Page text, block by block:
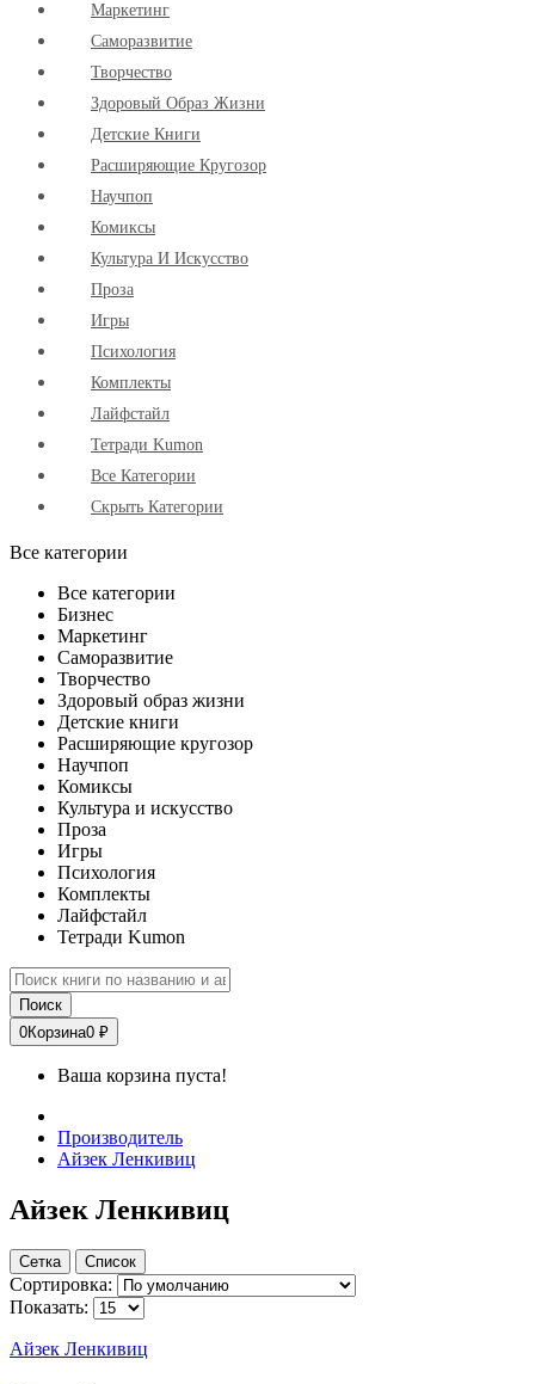
Маркетинг
Cаморазвитие
Творчество
Здоровый Образ Жизни
Детские Книги
Расширяющие Кругозор
Научпоп
Комиксы
Культура И Искусство
Проза
Игры
Психология
Комплекты
Лайфстайл
Тетради Kumon
Все Категории
Скрыть Категории
Все категории
Все категории
Бизнес
Маркетинг
Саморазвитие
Творчество
Здоровый образ жизни
Детские книги
Расширяющие кругозор
Научпоп
Комиксы
Культура и искусство
Проза
Игры
Психология
Комплекты
Лайфстайл
Тетради Kumon
Поиск
0Корзина0 ₽
Ваша корзина пуста!
Производитель
Айзек Ленкивиц
Айзек Ленкивиц
Сетка Список
Сортировка:
Показать:
Айзек Ленкивиц